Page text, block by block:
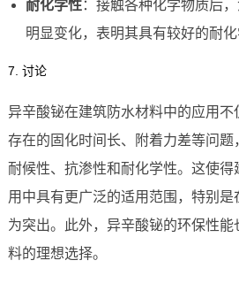
耐化学性：接触各种化学物质后
明显变化，表明其具有较好的耐化
7. 讨论
异辛酸铋在建筑防水材料中的应用
存在的固化时间长、附着力差等问题
耐候性、抗渗性和耐化学性。这使
用中具有更广泛的适用范围，特别是
为突出。此外，异辛酸铋的环保性
料的理想选择。